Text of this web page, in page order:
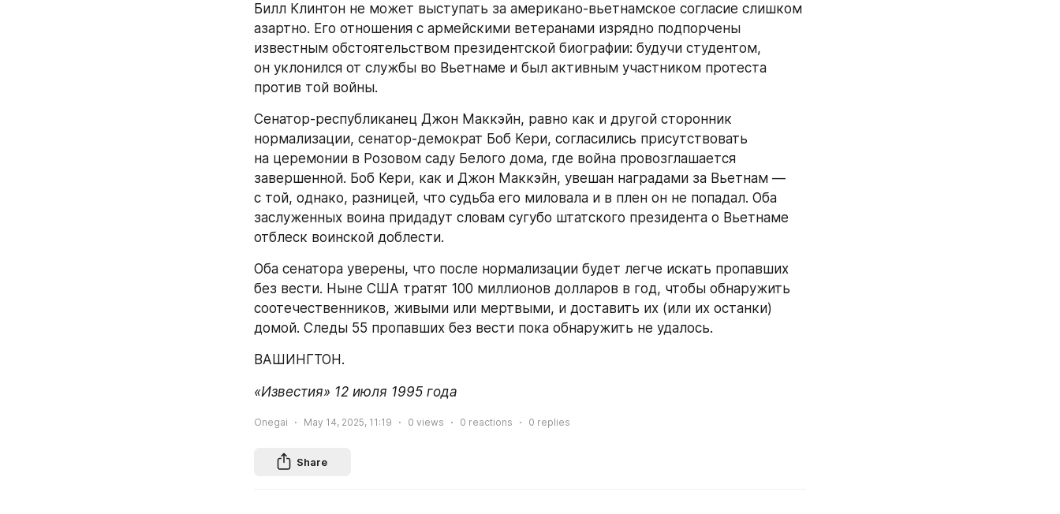
Билл Клинтон не может выступать за американо-вьетнамское согласие слишком
азартно. Его отношения с армейскими ветеранами изрядно подпорчены
известным обстоятельством президентской биографии: будучи студентом,
он уклонился от службы во Вьетнаме и был активным участником протеста
против той войны.
Сенатор-республиканец Джон Маккэйн, равно как и другой сторонник
нормализации, сенатор-демократ Боб Кери, согласились присутствовать
на церемонии в Розовом саду Белого дома, где война провозглашается
завершенной. Боб Кери, как и Джон Маккэйн, увешан наградами за Вьетнам —
с той, однако, разницей, что судьба его миловала и в плен он не попадал. Оба
заслуженных воина придадут словам сугубо штатского президента о Вьетнаме
отблеск воинской доблести.
Оба сенатора уверены, что после нормализации будет легче искать пропавших
без вести. Ныне США тратят 100 миллионов долларов в год, чтобы обнаружить
соотечественников, живыми или мертвыми, и доставить их (или их останки)
домой. Следы 55 пропавших без вести пока обнаружить не удалось.
ВАШИНГТОН.
«Известия» 12 июля 1995 года
Onegai May 14, 2025, 11:19 0 views 0 reactions 0 replies
Share